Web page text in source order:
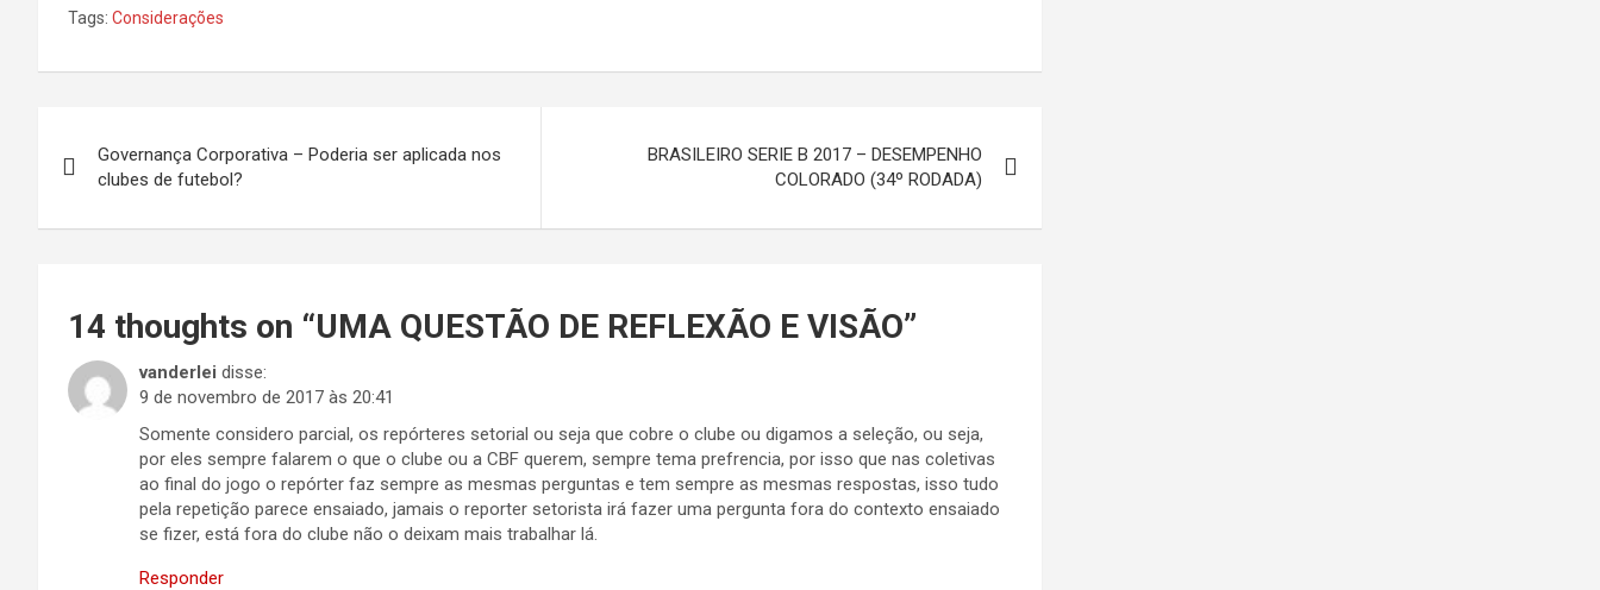
Tags: Considerações
de
Post
Governança Corporativa – Poderia ser aplicada nos
clubes de futebol?
BRASILEIRO SERIE B 2017 – DESEMPENHO
COLORADO (34º RODADA)
14 thoughts on “UMA QUESTÃO DE REFLEXÃO E VISÃO”
vanderlei disse:
9 de novembro de 2017 às 20:41
Somente considero parcial, os repórteres setorial ou seja que cobre o clube ou digamos a seleção, ou seja,
por eles sempre falarem o que o clube ou a CBF querem, sempre tema prefrencia, por isso que nas coletivas
ao final do jogo o repórter faz sempre as mesmas perguntas e tem sempre as mesmas respostas, isso tudo
pela repetição parece ensaiado, jamais o reporter setorista irá fazer uma pergunta fora do contexto ensaiado
se fizer, está fora do clube não o deixam mais trabalhar lá.
Responder